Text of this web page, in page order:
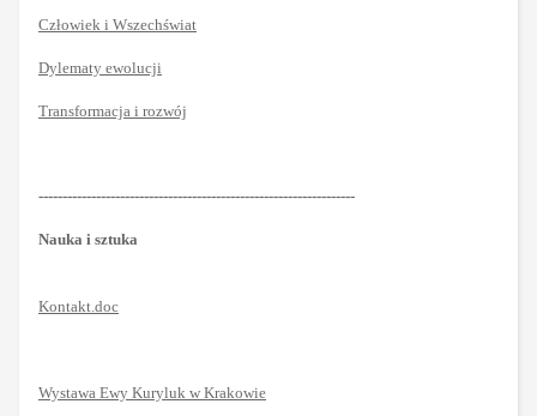
Człowiek i Wszechświat
Dylematy ewolucji
Transformacja i rozwój
------------------------------------------------------------------
Nauka i sztuka
Kontakt.doc
Wystawa Ewy Kuryluk w Krakowie